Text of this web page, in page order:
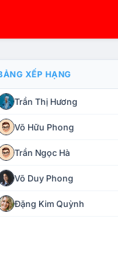
CHẾ TÀI XỬ LÝ VI PHẠM
XẾP HẠNG
Trần Thị Hương
Võ Hữu Phong
Trần Ngọc Hà
Võ Duy Phong
Đặng Kim Quỳnh